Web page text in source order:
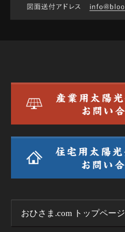
おひさま.com トップページ